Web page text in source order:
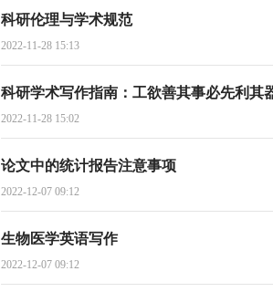
科研伦理与学术规范
2022-11-28 15:13
科研学术写作指南：工欲善其事必先利
2022-11-28 15:02
论文中的统计报告注意事项
2022-12-07 09:12
生物医学英语写作
2022-12-07 09:12